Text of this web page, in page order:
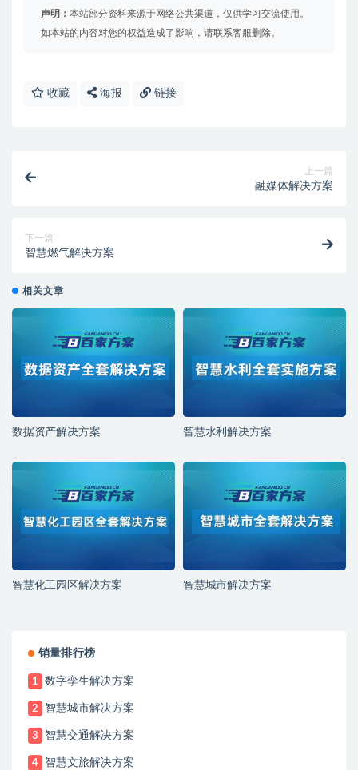
声明： 本站部分资料来源于网络公共渠道，仅供学习交流使用。
如本站的内容对您的权益造成了影响，请联系客服删除。
收藏 海报 链接
上一篇
融媒体解决方案
下一篇
智慧燃气解决方案
相关文章
数据资产解决方案 智慧水利解决方案
智慧化工园区解决方案 智慧城市解决方案
销量排行榜
1 数字孪生解决方案
2 智慧城市解决方案
3 智慧交通解决方案
4 智慧文旅解决方案